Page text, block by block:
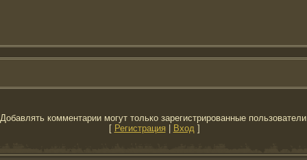
Добавлять комментарии могут только зарегистрированные пользователи.
[ Регистрация | Вход ]